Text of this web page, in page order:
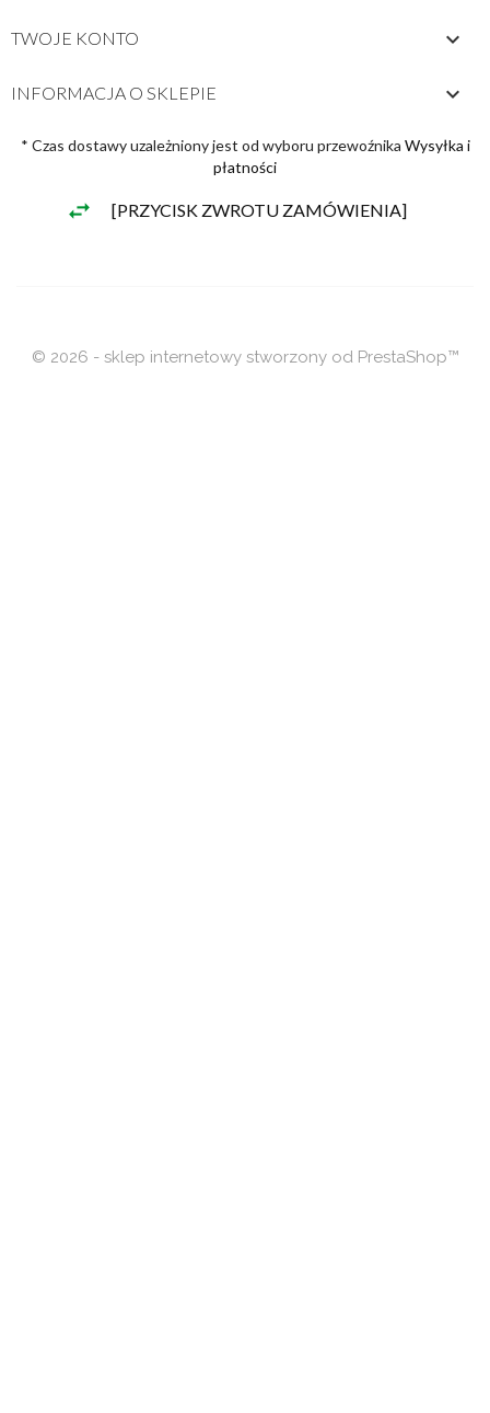
TWOJE KONTO 
INFORMACJA O SKLEPIE keyboard_arrow_down
* Czas dostawy uzależniony jest od wyboru przewoźnika Wysyłka i
płatności
[PRZYCISK ZWROTU ZAMÓWIENIA]
© 2026 - sklep internetowy stworzony od PrestaShop™